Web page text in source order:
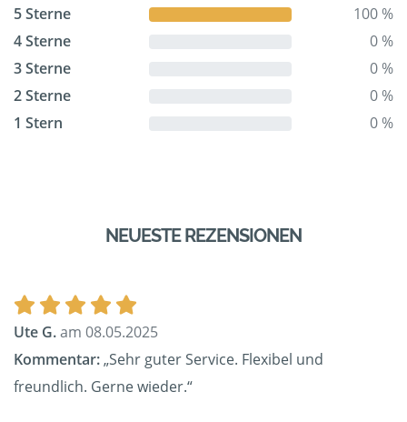
5 Sterne
100 %
4 Sterne
0 %
3 Sterne
0 %
2 Sterne
0 %
1 Stern
0 %
NEUESTE REZENSIONEN
Ute G.am 08.05.2025
Kommentar:„Sehr guter Service. Flexibel und
freundlich. Gerne wieder.“